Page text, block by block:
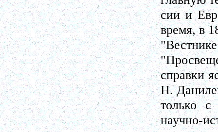
сии и
время, в
справки
Н.
только с
научно-